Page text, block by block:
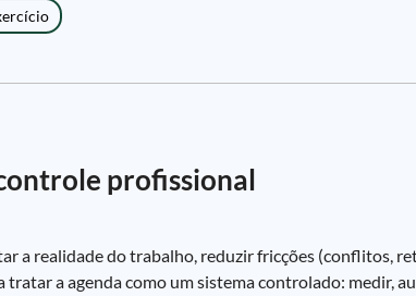
profissional
a realidade do trabalho, reduzir fricções (conflitos,
a agenda como um sistema controlado: medir,